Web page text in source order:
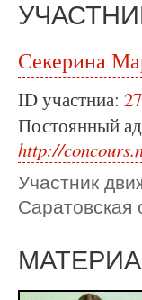
Секерина
ID участниа:
Постоянный
http://
Участник
Саратовская